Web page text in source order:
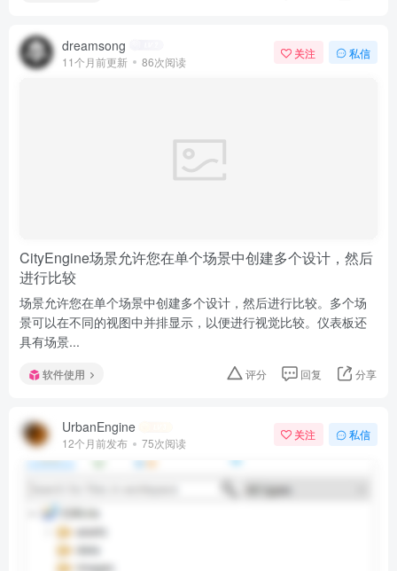
dreamsong
11个月前更新 86次阅读
关注 私信
CityEngine场景允许您在单个场景中创建多个设计，然后
进行比较
场景允许您在单个场景中创建多个设计，然后进行比较。多个场
景可以在不同的视图中并排显示，以便进行视觉比较。仪表板还
具有场景...
软件使用 评分 回复 分享
UrbanEngine
12个月前发布 75次阅读
关注 私信